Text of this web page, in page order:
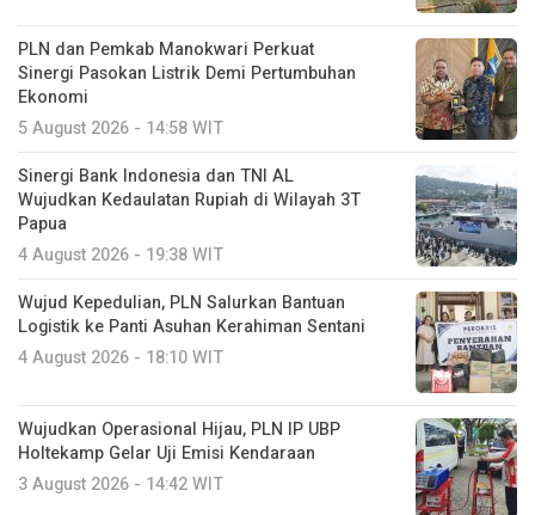
PLN dan Pemkab Manokwari Perkuat
Sinergi Pasokan Listrik Demi Pertumbuhan
Ekonomi
5 August 2026 - 14:58 WIT
Sinergi Bank Indonesia dan TNI AL
Wujudkan Kedaulatan Rupiah di Wilayah 3T
Papua
4 August 2026 - 19:38 WIT
Wujud Kepedulian, PLN Salurkan Bantuan
Logistik ke Panti Asuhan Kerahiman Sentani
4 August 2026 - 18:10 WIT
Wujudkan Operasional Hijau, PLN IP UBP
Holtekamp Gelar Uji Emisi Kendaraan
3 August 2026 - 14:42 WIT